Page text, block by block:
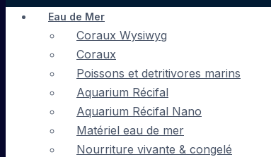
Eau de Mer
Coraux Wysiwyg
Coraux
Poissons et detritivores marins
Aquarium Récifal
Aquarium Récifal Nano
Matériel eau de mer
Nourriture vivante & congelé